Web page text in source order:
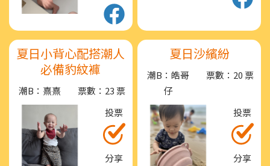
夏日小背心配搭潮人
必備豹紋褲
潮B：熹熹
票數：23 票
投票
分享
夏日沙繽紛
潮B：皓哥
仔
票數：20 票
投票
分享